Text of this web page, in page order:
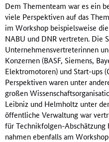
Dem Thementeam war es ein
viele Perspektiven auf das
im Workshop beispielsweise
NABU und DNR vertreten. Die
Unternehmensvertreterinnen
Konzernen (BASF, Siemens,
Elektromotoren) und Start-ups
Perspektiven waren unter
großen
Leibniz und Helmholtz unter
öffentliche Verwaltung war
für Technikfolgen-Abschätzung
nahmen ebenfalls am